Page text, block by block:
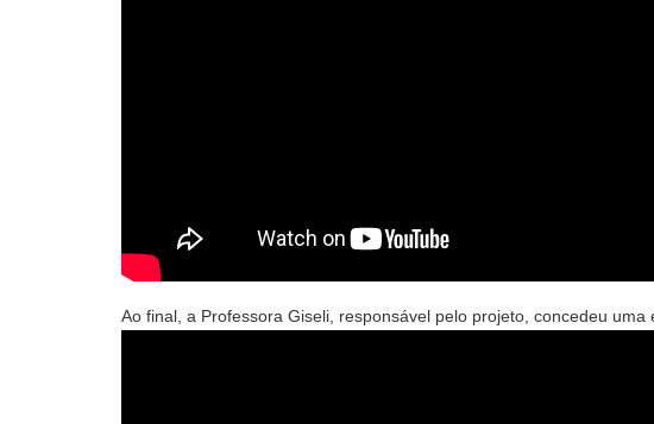
Ao final, a Professora Giseli, responsável pelo projeto, concedeu